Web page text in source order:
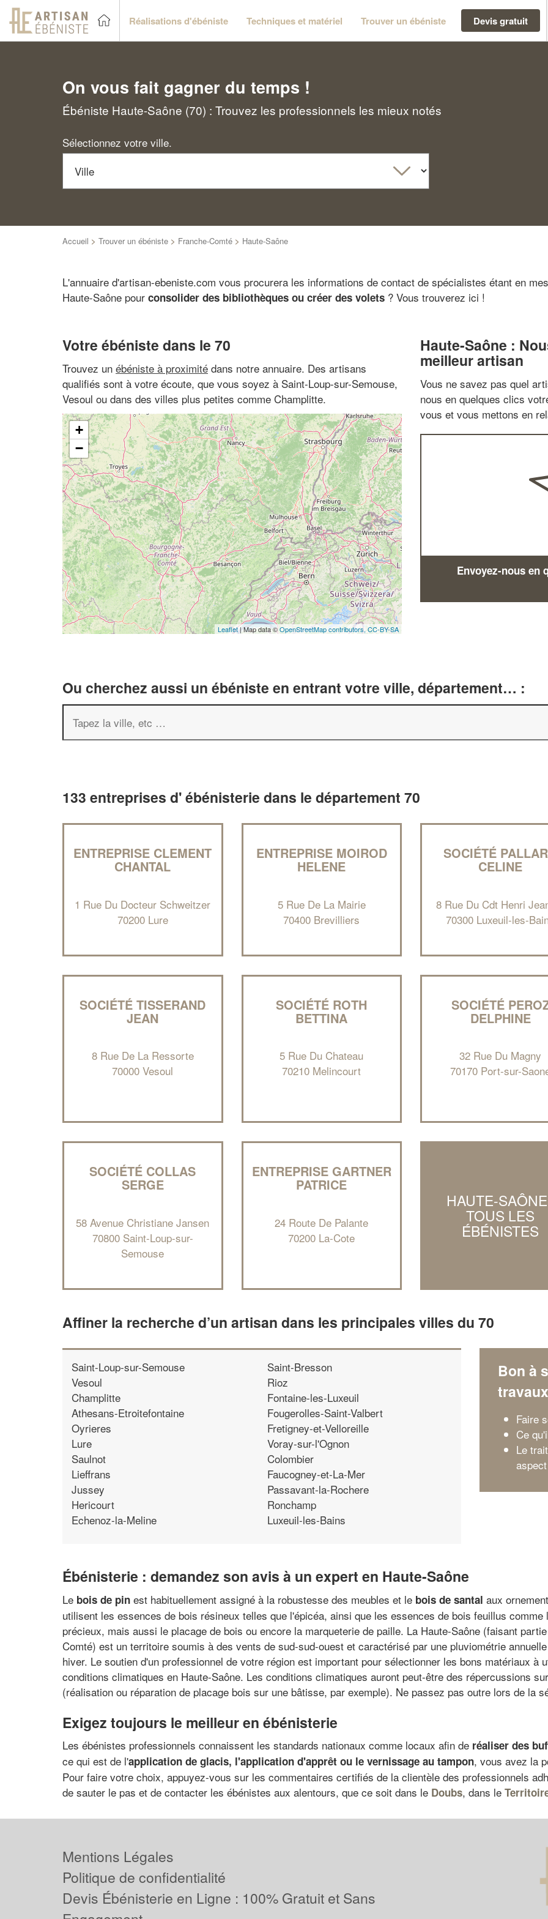
Réalisations d'ébéniste Techniques et matériel Trouver un ébéniste Devis gratuit
On vous fait gagner du temps !
Ébéniste Haute-Saône (70) : Trouvez les professionnels les mieux notés
Sélectionnez votre ville.
Accueil > Trouver un ébéniste > Franche-Comté > Haute-Saône
L'annuaire d'artisan-ebeniste.com vous procurera les informations de contact de spécialistes étant en
Haute-Saône pour consolider des bibliothèques ou créer des volets ? Vous trouverez ici !
Votre ébéniste dans le 70
Trouvez un ébéniste à proximité dans notre annuaire. Des artisans
qualifiés sont à votre écoute, que vous soyez à Saint-Loup-sur-Semouse,
Vesoul ou dans des villes plus petites comme Champlitte.
+
−
Leaflet| Map data ©OpenStreetMap contributors, CC-BY-SA
Haute-Saône :
meilleur artisan
Vous ne savez pas quel
nous en quelques clics
vous et vous mettons en
Envoyez-nous en
Ou cherchez aussi un ébéniste en entrant votre ville, département… :
133 entreprises d' ébénisterie dans le département 70
ENTREPRISE CLEMENT
CHANTAL
1 Rue Du Docteur Schweitzer
70200 Lure
ENTREPRISE MOIROD
HELENE
5 Rue De La Mairie
70400 Brevilliers
SOCIÉTÉ
CELINE
8 Rue Du Cdt Henri
70300 Luxeuil-les-
SOCIÉTÉ TISSERAND
JEAN
8 Rue De La Ressorte
70000 Vesoul
SOCIÉTÉ ROTH
BETTINA
5 Rue Du Chateau
70210 Melincourt
SOCIÉTÉ
DELPHINE
32 Rue Du Magny
70170 Port-sur-
SOCIÉTÉ COLLAS
SERGE
58 Avenue Christiane Jansen
70800 Saint-Loup-sur-
Semouse
ENTREPRISE GARTNER
PATRICE
24 Route De Palante
70200 La-Cote
HAUTE-
TOUS LES
ÉBÉNISTES
Affiner la recherche d’un artisan dans les principales villes du 70
Saint-Loup-sur-Semouse
Vesoul
Champlitte
Athesans-Etroitefontaine
Oyrieres
Lure
Saulnot
Lieffrans
Jussey
Hericourt
Echenoz-la-Meline
Saint-Bresson
Rioz
Fontaine-les-Luxeuil
Fougerolles-Saint-Valbert
Fretigney-et-Velloreille
Voray-sur-l'Ognon
Colombier
Faucogney-et-La-Mer
Passavant-la-Rochere
Ronchamp
Luxeuil-les-Bains
Bon à
travaux
Faire
Ce
Le
Ébénisterie : demandez son avis à un expert en Haute-Saône
Le bois de pin est habituellement assigné à la robustesse des meubles et le bois de santal aux
utilisent les essences de bois résineux telles que l'épicéa, ainsi que les essences de bois feuillus
précieux, mais aussi le placage de bois ou encore la marqueterie de paille. La Haute-Saône (faisant
Comté) est un territoire soumis à des vents de sud-sud-ouest et caractérisé par une pluviométrie
hiver. Le soutien d'un professionnel de votre région est important pour sélectionner les bons matériaux à
conditions climatiques en Haute-Saône. Les conditions climatiques auront peut-être des répercussions
(réalisation ou réparation de placage bois sur une bâtisse, par exemple). Ne passez pas outre lors de la
Exigez toujours le meilleur en ébénisterie
Les ébénistes professionnels connaissent les standards nationaux comme locaux afin de réaliser des
ce qui est de l'application de glacis, l'application d'apprêt ou le vernissage au tampon, vous avez la
Pour faire votre choix, appuyez-vous sur les commentaires certifiés de la clientèle des professionnels
de sauter le pas et de contacter les ébénistes aux alentours, que ce soit dans le Doubs, dans le
Mentions Légales
Politique de confidentialité
Devis Ébénisterie en Ligne : 100% Gratuit et Sans